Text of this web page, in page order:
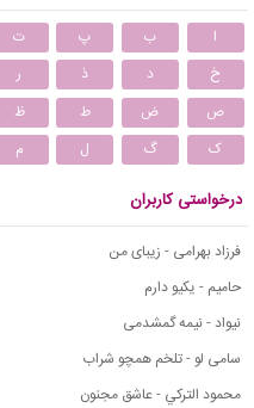
ا ب پ ت
خ
د ذ ر
ص
ض ط ظ
ک
گ ل م
درخواستی کاربران
فرزاد بهرامی - زیبای من
حامیم - یکیو دارم
نیواد - نیمه گمشدمی
سامی لو - تلخم همچو شراب
محمود التركي - عاشق مجنون